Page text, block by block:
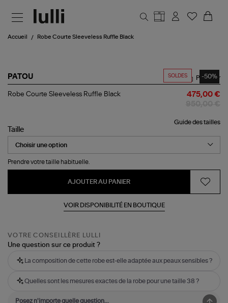
Accueil Robe Courte Sleeveless Ruffle Black
SOLDES -50%
PATOU
Robe
Black
Partager
Robe Courte Sleeveless Ruffle Black 475,00 €
Guide des tailles
Taille
Prendre votre taille habituelle.
AJOUTER AU PANIER
VOIR DISPONIBILITÉ EN BOUTIQUE
VOTRE CONSEILLÈRE LULLI
Une question sur ce produit ?
La composition de cette robe est-elle adaptée aux peaux sensibles ?
Quelles sont les mesures exactes de la robe pour une taille 38 ?